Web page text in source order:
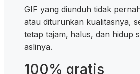
GIF yang diunduh tidak
atau diturunkan kualitasnya,
tetap tajam, halus, dan hidup
aslinya.
100% gratis